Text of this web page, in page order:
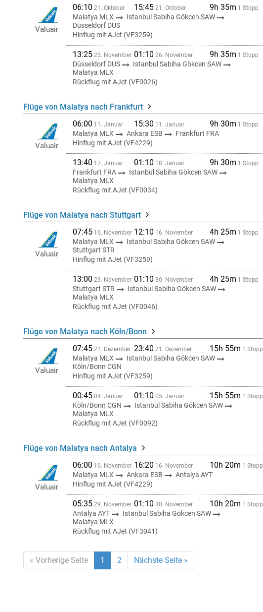
06:10 21. Oktober 15:45 21. Oktober 9h 35m 1 Stopp
Malatya MLX
Istanbul Sabiha Gökcen SAW
Düsseldorf DUS
Hinflug mit AJet (VF3259)
13:25 25. November 01:10 26. November 9h 35m 1 Stopp
Düsseldorf DUS
Istanbul Sabiha Gökcen SAW
Malatya MLX
Rückflug mit AJet (VF0026)
Valuair
Flüge von Malatya nach Frankfurt
06:00 11. Januar 15:30 11. Januar 9h 30m 1 Stopp
Malatya MLX Ankara ESB
Frankfurt FRA
Hinflug mit AJet (VF4229)
13:40 17. Januar 01:10 18. Januar 9h 30m 1 Stopp
Frankfurt FRA
Istanbul Sabiha Gökcen SAW
Malatya MLX
Rückflug mit AJet (VF0034)
Valuair
Flüge von Malatya nach Stuttgart
07:45 16. November 12:10 16. November 4h 25m 1 Stopp
Malatya MLX
Istanbul Sabiha Gökcen SAW
Stuttgart STR
Hinflug mit AJet (VF3259)
13:00 29. November 01:10 30. November 4h 25m 1 Stopp
Stuttgart STR
Istanbul Sabiha Gökcen SAW
Malatya MLX
Rückflug mit AJet (VF0046)
Valuair
Flüge von Malatya nach Köln/Bonn
07:45 21. Dezember 23:40 21. Dezember 15h 55m 1 Stopp
Malatya MLX
Istanbul Sabiha Gökcen SAW
Köln/Bonn CGN
Hinflug mit AJet (VF3259)
00:45 04. Januar 01:10 05. Januar 15h 55m 1 Stopp
Köln/Bonn CGN
Istanbul Sabiha Gökcen SAW
Malatya MLX
Rückflug mit AJet (VF0092)
Valuair
Flüge von Malatya nach Antalya
06:00 16. November 16:20 16. November 10h 20m 1 Stopp
Malatya MLX Ankara ESB
Antalya AYT
Hinflug mit AJet (VF4229)
05:35 29. November 01:10 30. November 10h 20m 1 Stopp
Antalya AYT
Istanbul Sabiha Gökcen SAW
Malatya MLX
Rückflug mit AJet (VF3041)
Valuair
« Vorherige Seite 1 2 Nächste Seite »